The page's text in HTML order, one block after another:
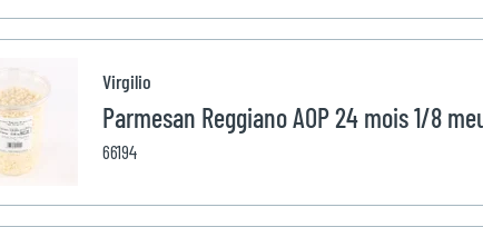
Virgilio
Parmesan Reggiano AOP 24 mois 1/8
66194